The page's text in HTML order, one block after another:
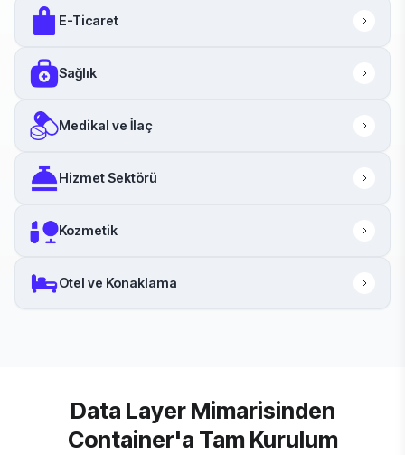
E-Ticaret
Sağlık
Medikal ve İlaç
Hizmet Sektörü
Kozmetik
Otel ve Konaklama
Data Layer Mimarisinden
Container'a Tam Kurulum